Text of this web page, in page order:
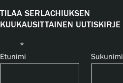
TILAA SERLACHIUKSEN
KUUKAUSITTAINEN UUTISKIRJE
*
Etunimi
Sukunimi